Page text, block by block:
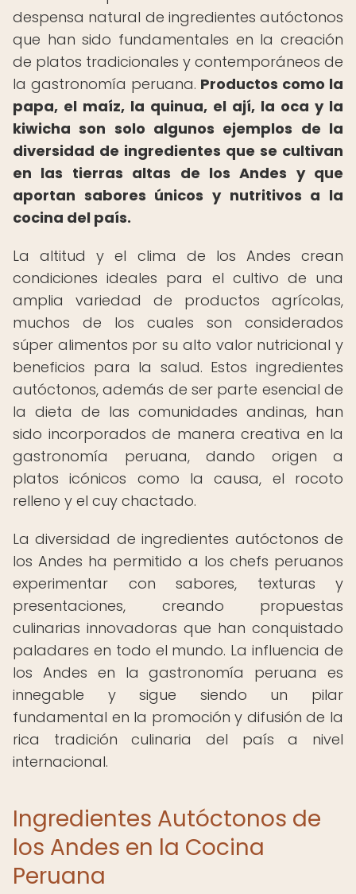
despensa natural de ingredientes autóctonos
que han sido fundamentales en la creación
de platos tradicionales y contemporáneos de
la gastronomía peruana. Productos como la
papa, el maíz, la quinua, el ají, la oca y la
kiwicha son solo algunos ejemplos de la
diversidad de ingredientes que se cultivan
en las tierras altas de los Andes y que
aportan sabores únicos y nutritivos a la
cocina del país.
La altitud y el clima de los Andes crean
condiciones ideales para el cultivo de una
amplia variedad de productos agrícolas,
muchos de los cuales son considerados
súper alimentos por su alto valor nutricional y
beneficios para la salud. Estos ingredientes
autóctonos, además de ser parte esencial de
la dieta de las comunidades andinas, han
sido incorporados de manera creativa en la
gastronomía peruana, dando origen a
platos icónicos como la causa, el rocoto
relleno y el cuy chactado.
La diversidad de ingredientes autóctonos de
los Andes ha permitido a los chefs peruanos
experimentar con sabores, texturas y
presentaciones, creando propuestas
culinarias innovadoras que han conquistado
paladares en todo el mundo. La influencia de
los Andes en la gastronomía peruana es
innegable y sigue siendo un pilar
fundamental en la promoción y difusión de la
rica tradición culinaria del país a nivel
internacional.
Ingredientes Autóctonos de
los Andes en la Cocina
Peruana